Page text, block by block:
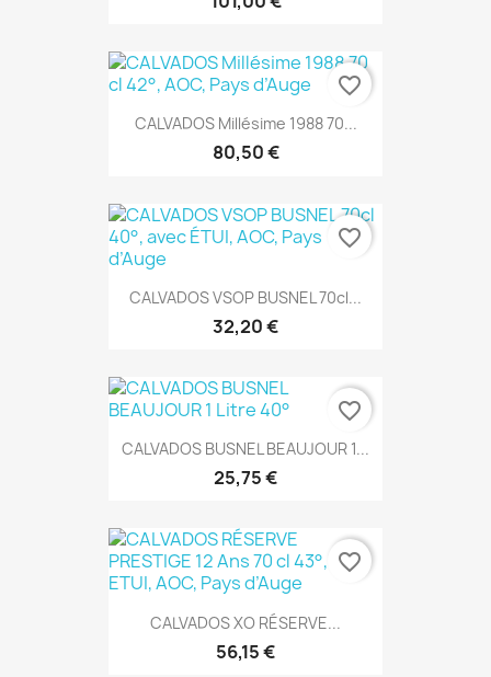
CALVADOS Millésime 1988 70...
80,50 €
favorite_border
CALVADOS VSOP BUSNEL 70cl...
32,20 €
favorite_border
CALVADOS BUSNEL BEAUJOUR 1...
25,75 €
favorite_border
CALVADOS XO RÉSERVE...
56,15 €
favorite_border